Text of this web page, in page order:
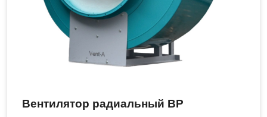
Вентилятор радиальный ВР